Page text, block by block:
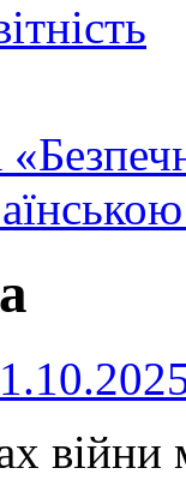
війни